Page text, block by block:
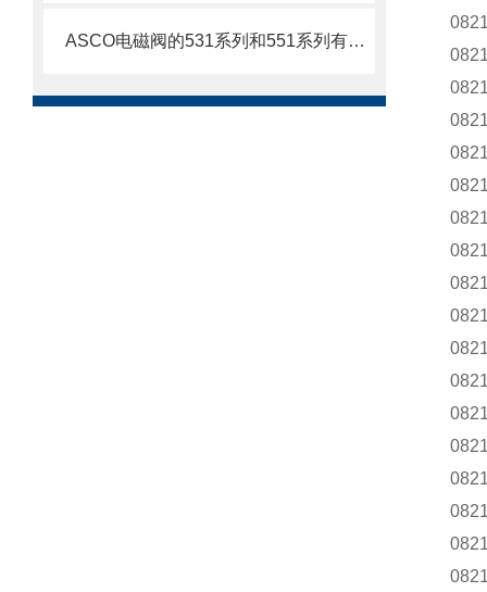
ASCO电磁阀的531系列和551系列有什么差别